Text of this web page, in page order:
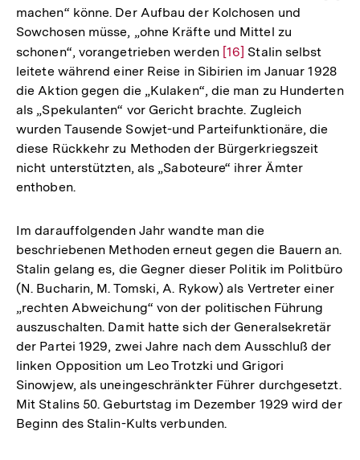
machen“ könne. Der Aufbau der Kolchosen und
Sowchosen müsse, „ohne Kräfte und Mittel zu
schonen“, vorangetrieben werden Zur
Auflösung
der
Fußnote
[16] Stalin selbst
leitete während einer Reise in Sibirien im Januar 1928
die Aktion gegen die „Kulaken“, die man zu Hunderten
als „Spekulanten“ vor Gericht brachte. Zugleich
wurden Tausende Sowjet-und Parteifunktionäre, die
diese Rückkehr zu Methoden der Bürgerkriegszeit
nicht unterstützten, als „Saboteure“ ihrer Ämter
enthoben.
Im darauffolgenden Jahr wandte man die
beschriebenen Methoden erneut gegen die Bauern an.
Stalin gelang es, die Gegner dieser Politik im Politbüro
(N. Bucharin, M. Tomski, A. Rykow) als Vertreter einer
„rechten Abweichung“ von der politischen Führung
auszuschalten. Damit hatte sich der Generalsekretär
der Partei 1929, zwei Jahre nach dem Ausschluß der
linken Opposition um Leo Trotzki und Grigori
Sinowjew, als uneingeschränkter Führer durchgesetzt.
Mit Stalins 50. Geburtstag im Dezember 1929 wird der
Beginn des Stalin-Kults verbunden.